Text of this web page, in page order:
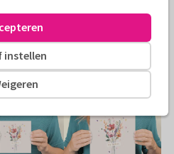
kaart
instellen